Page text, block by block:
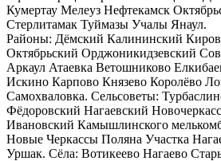
Кумертау Мелеуз Нефтекамск
Стерлитамак Туймазы Учалы Янаул.
Районы: Дёмский Калининский
Октябрьский Орджоникидзевский
Аркаул Атаевка Ветошниково
Искино Карпово Князево Королёво
Самохваловка. Сельсоветы:
Фёдоровский Нагаевский
Ивановский Камышлинского
Новые Черкассы Поляна Участка
Уршак. Сёла: Вотикеево Нагаево